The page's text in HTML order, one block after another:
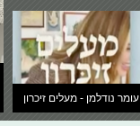
עומר נודלמן - מעלים זיכרון